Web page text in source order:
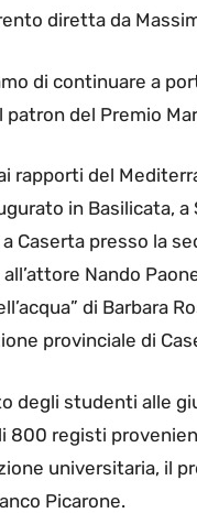
diretta da
di continuare a
patron del Premio
rapporti del
in Basilicata,
presso la
Nando
di Barbara
provinciale di
degli studenti alle
800 registi
universitaria, il
Picarone.